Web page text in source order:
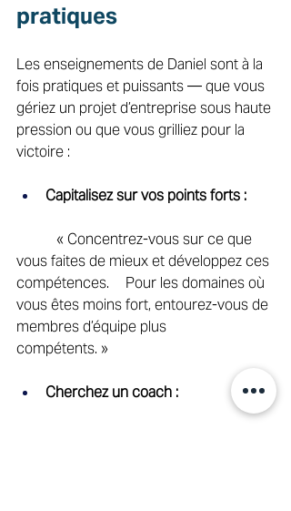
pratiques
Les enseignements de Daniel sont à la
fois pratiques et puissants — que vous
gériez un projet d’entreprise sous haute
pression ou que vous grilliez pour la
victoire :
Capitalisez sur vos points forts :
vous faites de mieux et développez ces
compétences. 	Pour les domaines où
vous êtes moins fort, entourez-vous de
membres d’équipe plus
compétents. »
Cherchez un coach :